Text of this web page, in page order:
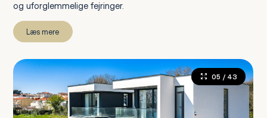
og uforglemmelige fejringer.
Læs mere
05 / 43